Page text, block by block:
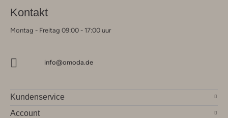
Kontakt
Montag - Freitag 09:00 - 17:00 uur
info@omoda.de
Kundenservice
Account